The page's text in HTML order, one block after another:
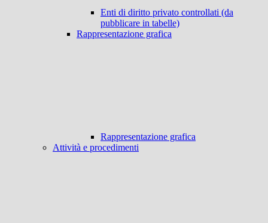
Enti di diritto privato controllati (da
pubblicare in tabelle)
Rappresentazione grafica
Rappresentazione grafica
Attività e procedimenti